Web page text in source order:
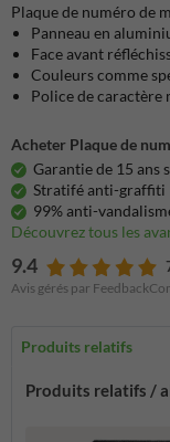
Plaque de numéro de
Panneau en
Face avant
Couleurs comme
Police de caractère
Acheter Plaque de
Garantie de 15 ans
Stratifé anti-graffiti
99% anti-
Découvrez tous les
9.4
Avis gérés par
Produits relatifs
Produits relatifs /